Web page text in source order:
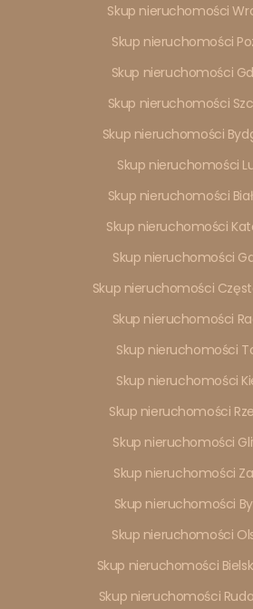
Skup nieruchomości
Skup nieruchomości
Skup nieruchomości
Skup nieruchomości
Skup nieruchomości
Skup nieruchomości
Skup nieruchomości
Skup nieruchomości
Skup nieruchomości
Skup nieruchomości
Skup nieruchomości
Skup nieruchomości
Skup nieruchomości
Skup nieruchomości
Skup nieruchomości
Skup nieruchomości
Skup nieruchomości
Skup nieruchomości
Skup nieruchomości
Skup nieruchomości